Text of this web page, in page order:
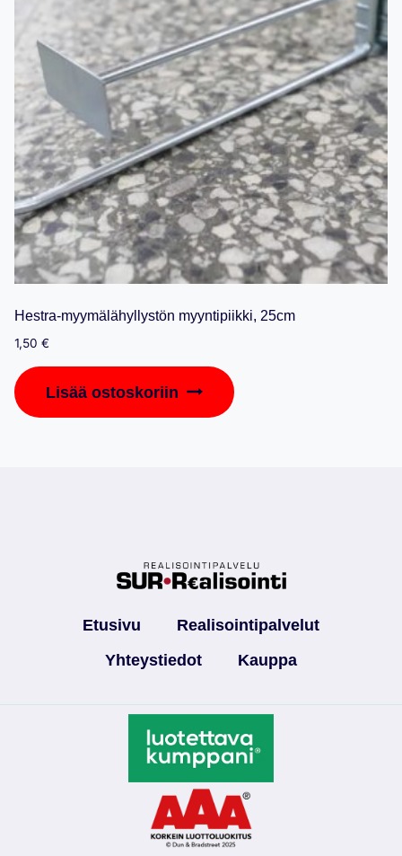
Hestra-myymälähyllystön myyntipiikki, 25cm
1,50 €
Lisää ostoskoriin
Etusivu
Realisointipalvelut
Yhteystiedot
Kauppa